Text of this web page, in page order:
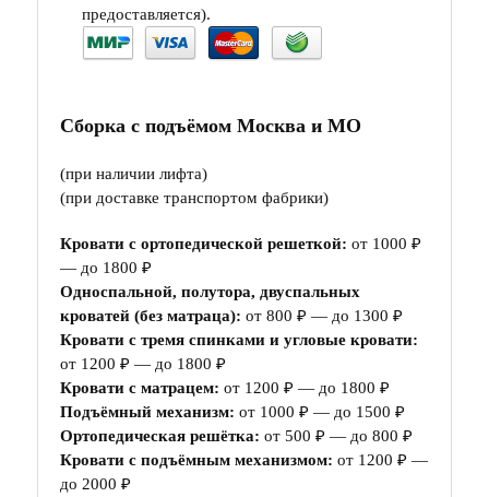
предоставляется).
Сборка с подъёмом Москва и МО
(при наличии лифта)
(при доставке транспортом фабрики)
Кровати с ортопедической решеткой: от 1000 ₽
— до 1800 ₽
Односпальной, полутора, двуспальных
кроватей (без матраца): от 800 ₽ — до 1300 ₽
Кровати с тремя спинками и угловые кровати:
от 1200 ₽ — до 1800 ₽
Кровати с матрацем: от 1200 ₽ — до 1800 ₽
Подъёмный механизм: от 1000 ₽ — до 1500 ₽
Ортопедическая решётка: от 500 ₽ — до 800 ₽
Кровати с подъёмным механизмом: от 1200 ₽ —
до 2000 ₽